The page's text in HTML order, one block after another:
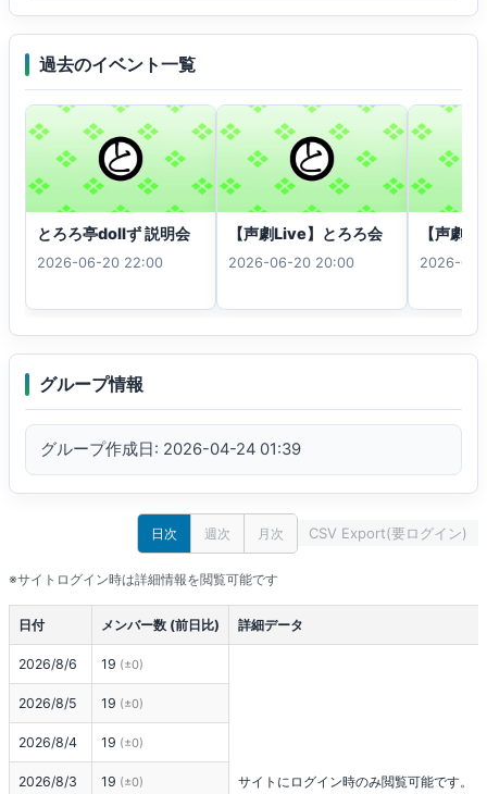
過去のイベント一覧
とろろ亭dollず 説明会
2026-06-20 22:00
【声劇Live】とろろ会
2026-06-20 20:00
【声劇
2026-
グループ情報
グループ作成日: 2026-04-24 01:39
日次 週次 月次 CSV Export(要ログイン)
※サイトログイン時は詳細情報を閲覧可能です
日付 メンバー数 (前日比) 詳細データ
2026/8/6 19 (±0)
サイトにログイン時のみ閲覧可能です。
2026/8/5 19 (±0)
2026/8/4 19 (±0)
2026/8/3 19 (±0)